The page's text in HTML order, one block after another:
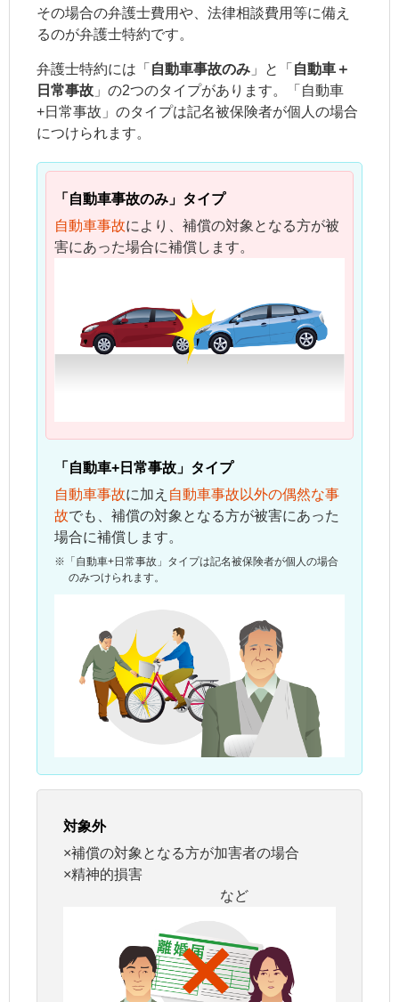
その場合の弁護士費用や、法律相談費用等に備え
るのが弁護士特約です。
弁護士特約には「 自動車事故のみ 」と「 自動車＋
日常事故 」の2つのタイプがあります。「自動車
+日常事故」のタイプは記名被保険者が個人の場合
につけられます。
「自動車事故のみ」タイプ
自動車事故により、補償の対象となる方が被
害にあった場合に補償します。
「自動車+日常事故」タイプ
自動車事故に加え 自動車事故以外の偶然な事
故でも、補償の対象となる方が被害にあった
場合に補償します。
※ 「自動車+日常事故」タイプは記名被保険者が個人の場合
のみつけられます。
対象外
×補償の対象となる方が加害者の場合
×精神的損害
など